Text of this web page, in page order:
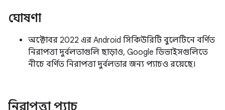
ঘোষণা
অক্টোবর 2022 এর Android সিকিউরিটি বুলেটিনে বর্ণিত
নিরাপত্তা দুর্বলতাগুলি ছাড়াও, Google ডিভাইসগুলিতে
নীচে বর্ণিত নিরাপত্তা দুর্বলতার জন্য প্যাচও রয়েছে।
নিরাপত্তা প্যাচ